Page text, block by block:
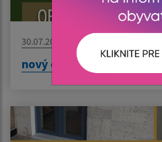
30.07.2026
nový článok